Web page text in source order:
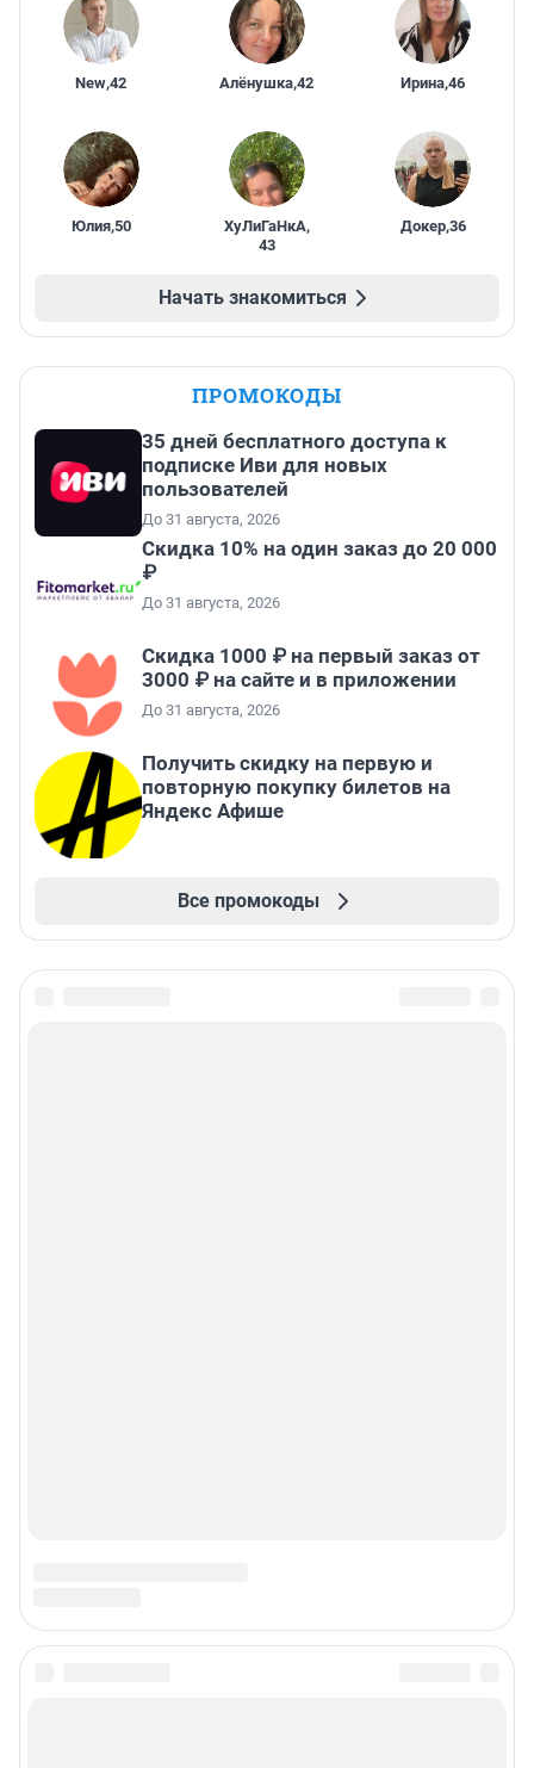
New,42 Алёнушка,42 Ирина,46
Юлия,50 ХуЛиГаНкА,
43
Докер,36
Начать знакомиться
ПРОМОКОДЫ
35 дней бесплатного доступа к
подписке Иви для новых
пользователей
До 31 августа, 2026
Скидка 10% на один заказ до 20 000
₽
До 31 августа, 2026
Скидка 1000 ₽ на первый заказ от
3000 ₽ на сайте и в приложении
До 31 августа, 2026
Получить скидку на первую и
повторную покупку билетов на
Яндекс Афише
Все промокоды